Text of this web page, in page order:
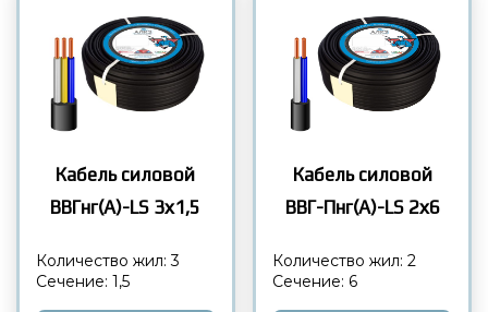
Кабель силовой
ВВГнг(А)-LS 3х1,5
Количество жил: 3
Сечение: 1,5
Кабель силовой
ВВГ-Пнг(А)-LS 2х6
Количество жил: 2
Сечение: 6